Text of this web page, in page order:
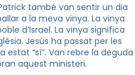
també van sentir un dia
a la meva vinya. La vinya
d’Israel. La vinya significa
Jesús ha passat per les
estat “sí”. Van rebre la deguda
aquest ministeri.